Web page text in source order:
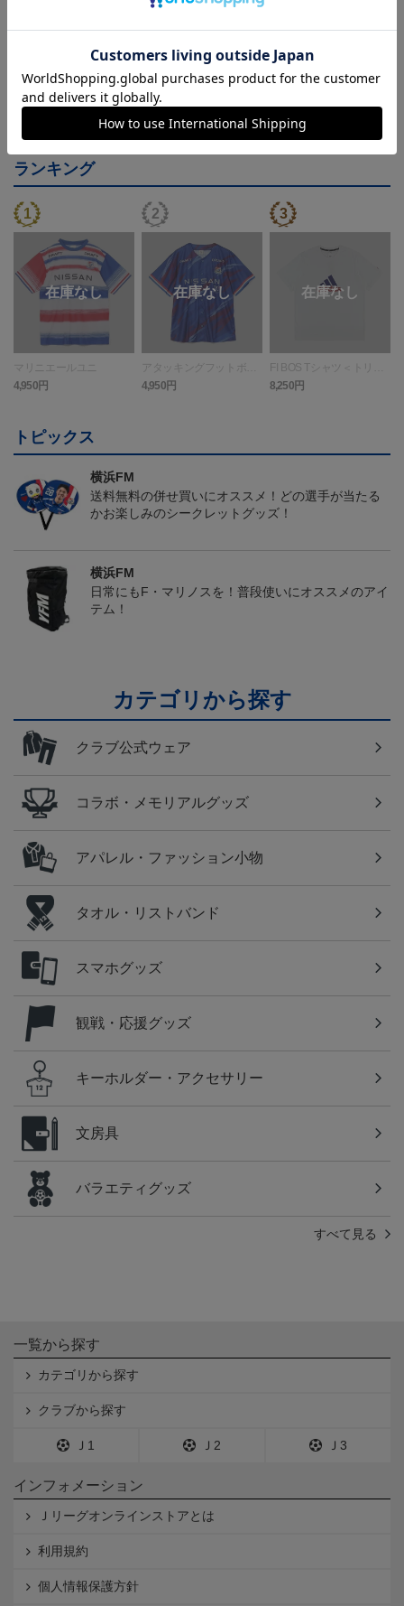
ギフト対応について
ランキング
マリニエールユニ
4,950円
アタッキングフットボー
ルユニ
4,950円
FI BOS Tシャツ＜トリパ
ラ＞
8,250円
トピックス
横浜FM
送料無料の併せ買いにオススメ！どの選手が当たる
かお楽しみのシークレットグッズ！
横浜FM
日常にもF・マリノスを！普段使いにオススメのアイ
テム！
カテゴリから探す
クラブ公式ウェア
コラボ・メモリアルグッズ
アパレル・ファッション小物
タオル・リストバンド
スマホグッズ
観戦・応援グッズ
キーホルダー・アクセサリー
文房具
バラエティグッズ
すべて見る
一覧から探す
カテゴリから探す
クラブから探す
Ｊ1 Ｊ2 Ｊ3
インフォメーション
Ｊリーグオンラインストアとは
利用規約
個人情報保護方針